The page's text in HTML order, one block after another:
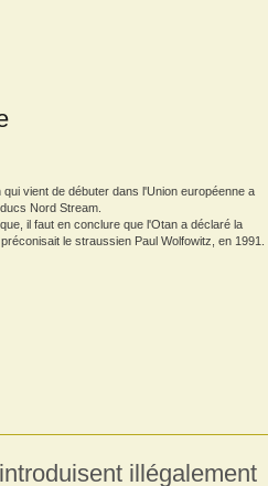
vient de débuter dans l'Union européenne a
Nord Stream.
il faut en conclure que l'Otan a déclaré la
le straussien Paul Wolfowitz, en 1991.
illégalement